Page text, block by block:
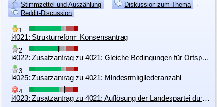
Stimmzettel und Auszählung
· Diskussion zum Thema
·
Reddit-Discussion
1
i4021: Strukturreform Konsensantrag
2
i4022: Zusatzantrag zu 4021: Gleiche Bedingungen für Ortsparteien und Landesparteien
3
i4025: Zusatzantrag zu 4021: Mindestmitgliederanzahl
4
i4023: Zusatzantrag zu 4021: Auflösung der Landespartei durch BGV und EBV möglich